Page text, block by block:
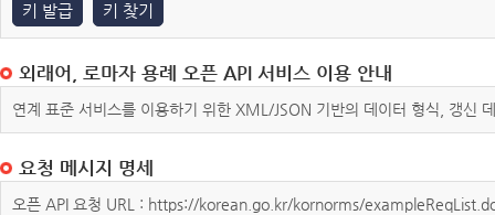
키 발급 키 찾기
외래어, 로마자 용례 오픈 API 서비스 이용 안내
연계 표준 서비스를 이용하기 위한 XML/JSON 기반의 데이터 형식, 갱신
요청 메시지 명세
오픈 API 요청 URL : https://korean.go.kr/kornorms/